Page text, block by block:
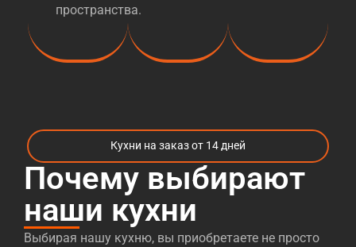
пространства.
Кухни на заказ от 14 дней
Почему выбирают
наши кухни
Выбирая нашу кухню, вы приобретаете не просто